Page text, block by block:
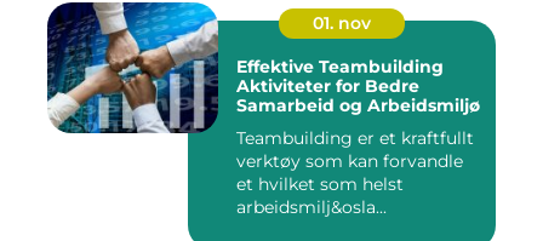
01. nov
Effektive Teambuilding
Aktiviteter for Bedre
Samarbeid og Arbeidsmiljø
Teambuilding er et kraftfullt
verktøy som kan forvandle
et hvilket som helst
arbeidsmilj&osla...